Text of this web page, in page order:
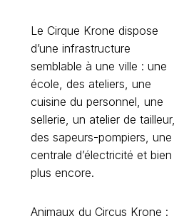
Le Cirque Krone dispose
d’une infrastructure
semblable à une ville : une
école, des ateliers, une
cuisine du personnel, une
sellerie, un atelier de tailleur,
des sapeurs-pompiers, une
centrale d’électricité et bien
plus encore.
Animaux du Circus Krone :